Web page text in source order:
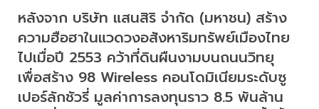
หลังจาก บริษัท แสนสิริ จำกัด (มหาชน) สร้าง
ความฮือฮาในแวดวงอสังหาริมทรัพย์เมืองไทย
ไปเมื่อปี 2553 คว้าที่ดินผืนงามบนถนนวิทยุ
เพื่อสร้าง 98 Wireless คอนโดมิเนียมระดับซู
เปอร์ลักชัวรี่ มูลค่าการลงทุนราว 8.5 พันล้าน